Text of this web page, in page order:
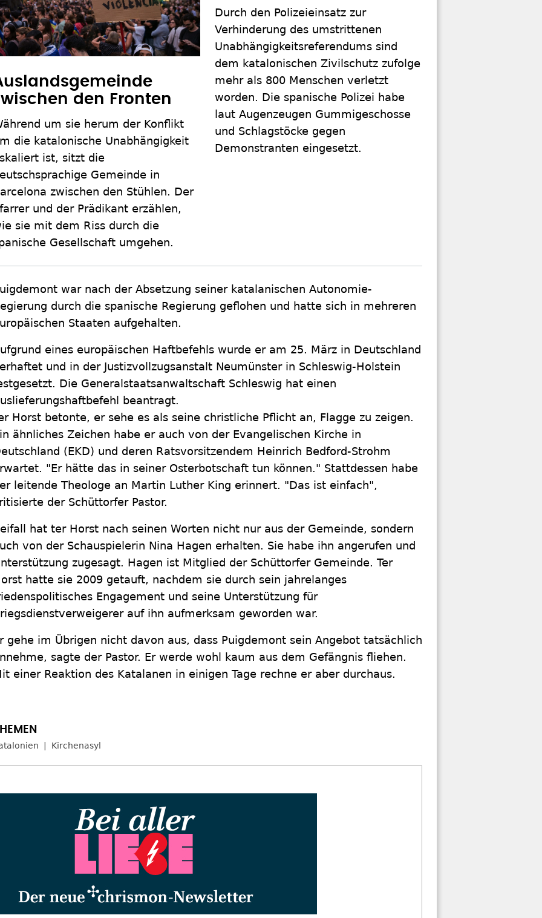
den Fronten
um sie herum der Konflikt
die katalonische Unabhängigkeit
ist, sitzt die
Gemeinde in
zwischen den Stühlen. Der
und der Prädikant erzählen,
sie mit dem Riss durch die
Gesellschaft umgehen.
Durch den Polizeieinsatz zur
Verhinderung des umstrittenen
Unabhängigkeitsreferendums sind
dem katalonischen Zivilschutz zufolge
mehr als 800 Menschen verletzt
worden. Die spanische Polizei habe
laut Augenzeugen Gummigeschosse
und Schlagstöcke gegen
Demonstranten eingesetzt.
war nach der Absetzung seiner katalanischen Autonomie-
durch die spanische Regierung geflohen und hatte sich in mehreren
Staaten aufgehalten.
eines europäischen Haftbefehls wurde er am 25. März in Deutschland
und in der Justizvollzugsanstalt Neumünster in Schleswig-Holstein
Die Generalstaatsanwaltschaft Schleswig hat einen
beantragt.
Horst betonte, er sehe es als seine christliche Pflicht an, Flagge zu zeigen.
ähnliches Zeichen habe er auch von der Evangelischen Kirche in
(EKD) und deren Ratsvorsitzendem Heinrich Bedford-Strohm
"Er hätte das in seiner Osterbotschaft tun können." Stattdessen habe
leitende Theologe an Martin Luther King erinnert. "Das ist einfach",
der Schüttorfer Pastor.
hat ter Horst nach seinen Worten nicht nur aus der Gemeinde, sondern
von der Schauspielerin Nina Hagen erhalten. Sie habe ihn angerufen und
zugesagt. Hagen ist Mitglied der Schüttorfer Gemeinde. Ter
hatte sie 2009 getauft, nachdem sie durch sein jahrelanges
Engagement und seine Unterstützung für
auf ihn aufmerksam geworden war.
gehe im Übrigen nicht davon aus, dass Puigdemont sein Angebot tatsächlich
sagte der Pastor. Er werde wohl kaum aus dem Gefängnis fliehen.
einer Reaktion des Katalanen in einigen Tage rechne er aber durchaus.
Kirchenasyl